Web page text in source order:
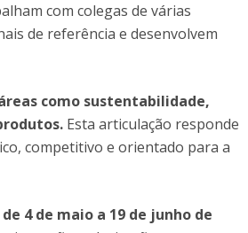
com colegas de várias
de referência e desenvolvem
como sustentabilidade,
Esta articulação responde
competitivo e orientado para a
4 de maio a 19 de junho de